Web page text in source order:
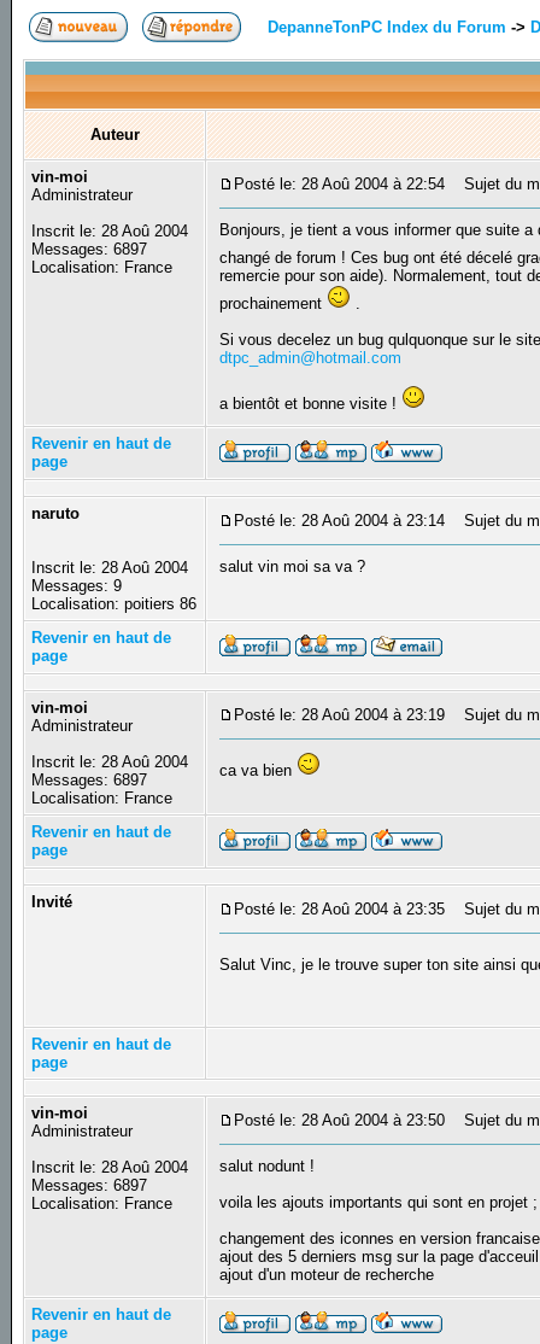
DepanneTonPC Index du Forum ->
Auteur
vin-moi
Administrateur
Inscrit le: 28 Aoû 2004
Messages: 6897
Localisation: France
Posté le: 28 Aoû 2004 à 22:54 Sujet du
Bonjours, je tient a vous informer que suite
changé de forum ! Ces bug ont été décelé
remercie pour son aide). Normalement, tout
prochainement
.
Si vous decelez un bug qulquonque sur le
dtpc_admin@hotmail.com
a bientôt et bonne visite !
Revenir en haut de
page
naruto
Inscrit le: 28 Aoû 2004
Messages: 9
Localisation: poitiers 86
Posté le: 28 Aoû 2004 à 23:14 Sujet du
salut vin moi sa va ?
Revenir en haut de
page
vin-moi
Administrateur
Inscrit le: 28 Aoû 2004
Messages: 6897
Localisation: France
Posté le: 28 Aoû 2004 à 23:19 Sujet du
ca va bien
Revenir en haut de
page
Invité Posté le: 28 Aoû 2004 à 23:35 Sujet du
Salut Vinc, je le trouve super ton site ainsi
Revenir en haut de
page
vin-moi
Administrateur
Inscrit le: 28 Aoû 2004
Messages: 6897
Localisation: France
Posté le: 28 Aoû 2004 à 23:50 Sujet du
salut nodunt !
voila les ajouts importants qui sont en projet ;
changement des iconnes en version
ajout des 5 derniers msg sur la page d'acceuil
ajout d'un moteur de recherche
Revenir en haut de
page